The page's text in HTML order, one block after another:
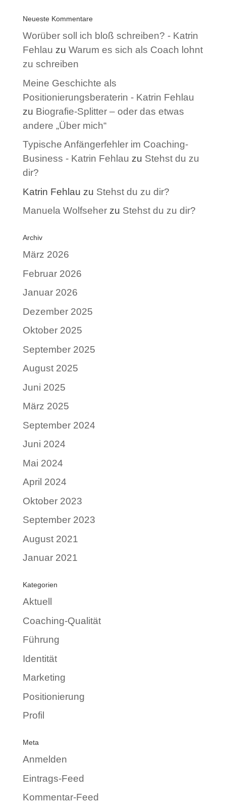
Neueste Kommentare
Worüber soll ich bloß schreiben? - Katrin
Fehlau zu Warum es sich als Coach lohnt
zu schreiben
Meine Geschichte als
Positionierungsberaterin - Katrin Fehlau
zu Biografie-Splitter – oder das etwas
andere „Über mich“
Typische Anfängerfehler im Coaching-
Business - Katrin Fehlau zu Stehst du zu
dir?
Katrin Fehlau zu Stehst du zu dir?
Manuela Wolfseherzu Stehst du zu dir?
Archiv
März 2026
Februar 2026
Januar 2026
Dezember 2025
Oktober 2025
September 2025
August 2025
Juni 2025
März 2025
September 2024
Juni 2024
Mai 2024
April 2024
Oktober 2023
September 2023
August 2021
Januar 2021
Kategorien
Aktuell
Coaching-Qualität
Führung
Identität
Marketing
Positionierung
Profil
Meta
Anmelden
Eintrags-Feed
Kommentar-Feed